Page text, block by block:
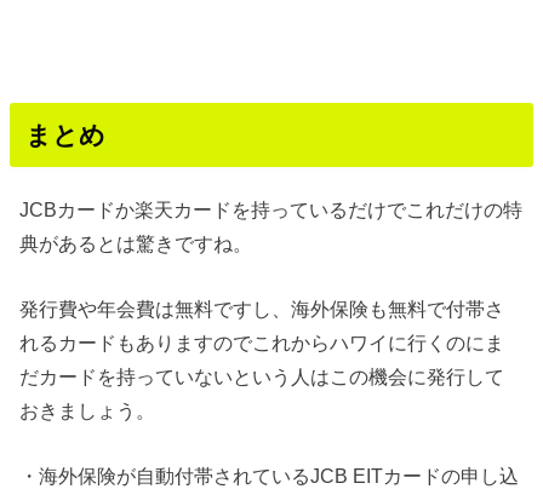
まとめ
JCBカードか楽天カードを持っているだけでこれだけの特
典があるとは驚きですね。
発行費や年会費は無料ですし、海外保険も無料で付帯さ
れるカードもありますのでこれからハワイに行くのにま
だカードを持っていないという人はこの機会に発行して
おきましょう。
・海外保険が自動付帯されているJCB EITカードの申し込